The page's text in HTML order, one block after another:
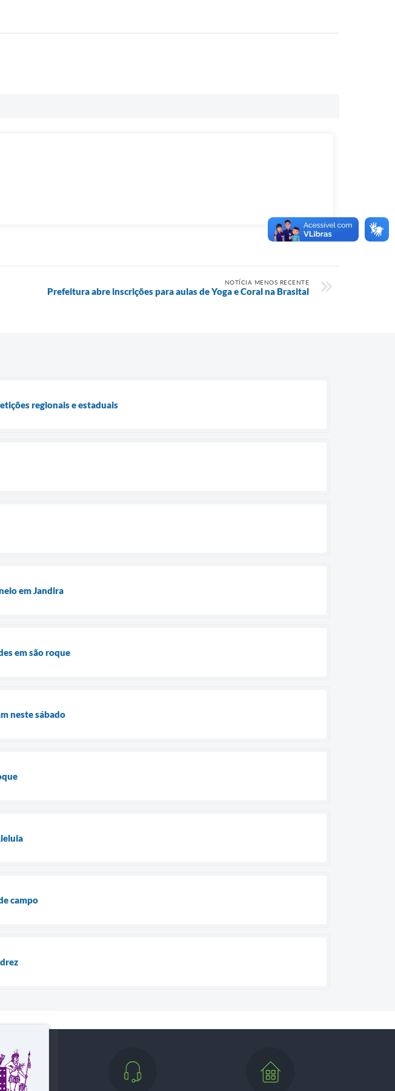
NOTÍCIA MENOS RECENTE
Prefeitura abre inscrições para aulas de Yoga e Coral na Brasital
regionais e estaduais
em Jandira
em são roque
neste sábado
campo